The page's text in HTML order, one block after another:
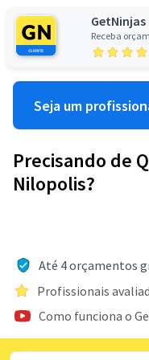
Receba
Seja um
Precisando de
Nilopolis?
Até 4 orçamentos
Profissionais
Como funciona o